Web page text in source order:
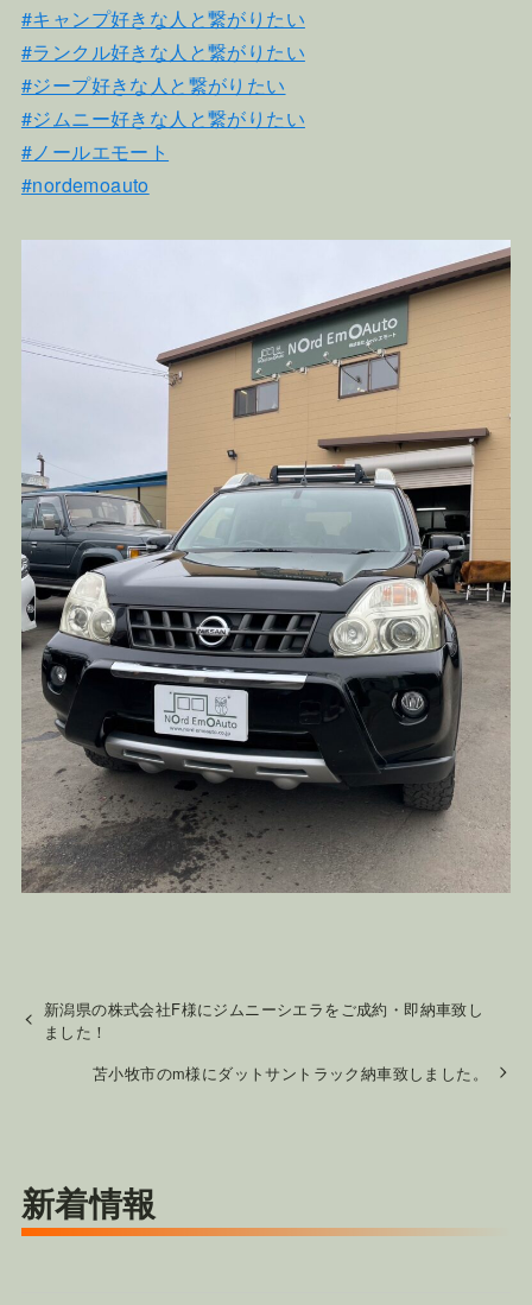
#キャンプ好きな人と繋がりたい
#ランクル好きな人と繋がりたい
#ジープ好きな人と繋がりたい
#ジムニー好きな人と繋がりたい
#ノールエモート
#nordemoauto
新潟県の株式会社F様にジムニーシエラをご成約・即納車致し
ました！
苫小牧市のm様にダットサントラック納車致しました。
新着情報